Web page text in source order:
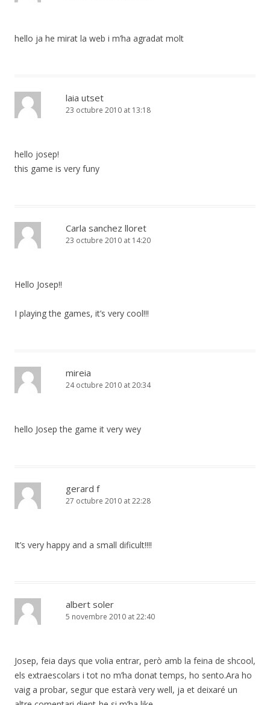
hello ja he mirat la web i m’ha agradat molt
laia utset
23 octubre 2010 at 13:18
hello josep!
this game is very funy
Carla sanchez lloret
23 octubre 2010 at 14:20
Hello Josep!!
I playing the games, it’s very cool!!!
mireia
24 octubre 2010 at 20:34
hello Josep the game it very wey
gerard f
27 octubre 2010 at 22:28
It’s very happy and a small dificult!!!!
albert soler
5 novembre 2010 at 22:40
Josep, feia days que volia entrar, però amb la feina de shcool,
els extraescolars i tot no m’ha donat temps, ho sento.Ara ho
vaig a probar, segur que estarà very well, ja et deixaré un